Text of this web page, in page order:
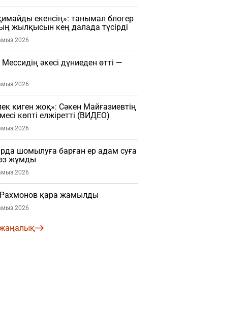
екенсің»: танымал блогер
жылқысын кең далада түсірді
2026
әкесі дүниеден өтті —
2026
киген жоқ»: Сәкен Майғазиевтің
көпті елжіретті (ВИДЕО)
2026
шомылуға барған ер адам суға
жұмды
2026
қара жамылды
2026